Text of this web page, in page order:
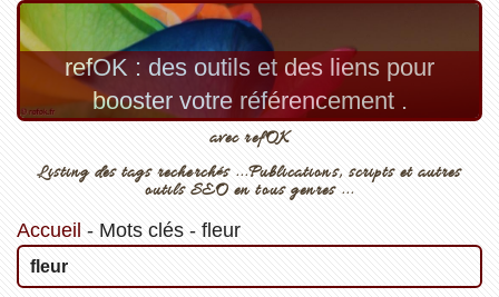
refOK : des outils et des liens pour
booster votre référencement .
avec refOK
Listing des tags recherchés ...Publications, scripts et autres
outils SEO en tous genres ...
Accueil - Mots clés- fleur
fleur